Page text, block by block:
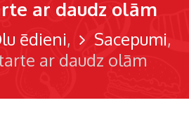
ar daudz olām
ēdieni
Sacepumi
ar daudz olām